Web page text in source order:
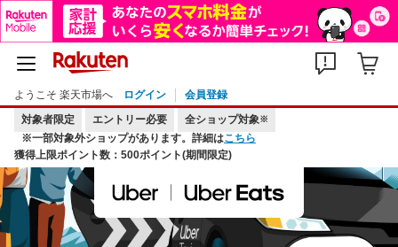
ようこそ 楽天市場へ ログイン
会員登録
対象者限定
エントリー必要 全ショップ対象※
※一部対象外ショップがあります。詳細はこちら
獲得上限ポイント数：500ポイント(期間限定)